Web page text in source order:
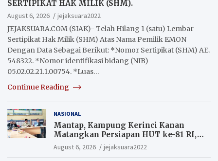
SERTIPIKAT HAK MILIK (SHM).
August 6, 2026
jejaksuara2022
JEJAKSUARA.COM (SIAK)- Telah Hilang 1 (satu) Lembar
Sertipikat Hak Milik (SHM) Atas Nama Pemilik EMON
Dengan Data Sebagai Berikut: *Nomor Sertipikat (SHM) AE.
548322. *Nomor identifikasi bidang (NIB)
05.02.02.21.1.00754. *Luas…
Continue Reading
NASIONAL
Mantap, Kampung Kerinci Kanan
Matangkan Persiapan HUT ke-81 RI,
Warga yang ikut Upacara
Berkesempatan Raih Hadiah
August 6, 2026 jejaksuara2022